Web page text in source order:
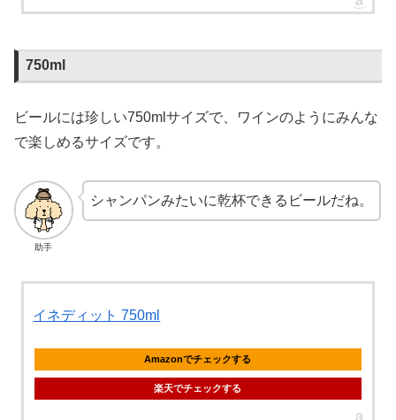
750ml
ビールには珍しい750mlサイズで、ワインのようにみんな
で楽しめるサイズです。
助手
シャンパンみたいに乾杯できるビールだね。
イネディット 750ml
Amazonでチェックする
楽天でチェックする